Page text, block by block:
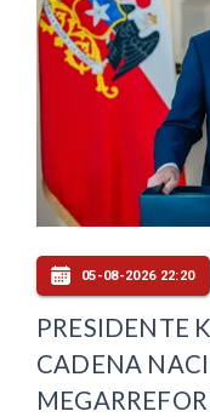
05-08-2026 22:20
PRESIDENTE
CADENA